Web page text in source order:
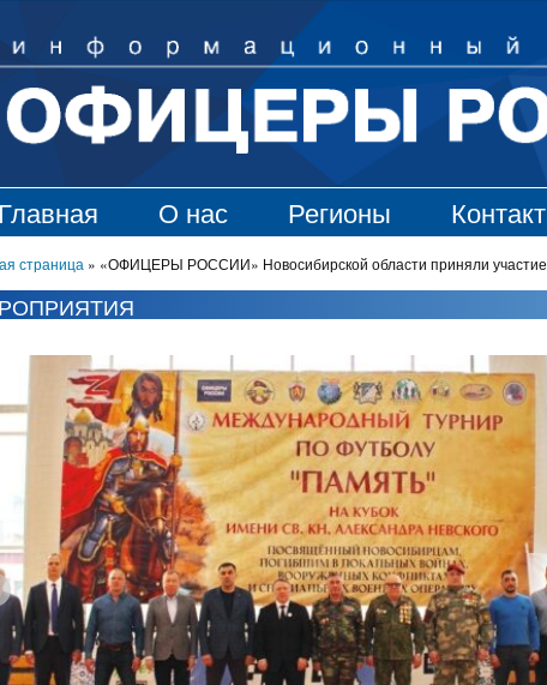
Главная О нас Регионы
страница » «ОФИЦЕРЫ РОССИИ» Новосибирской области приняли участие